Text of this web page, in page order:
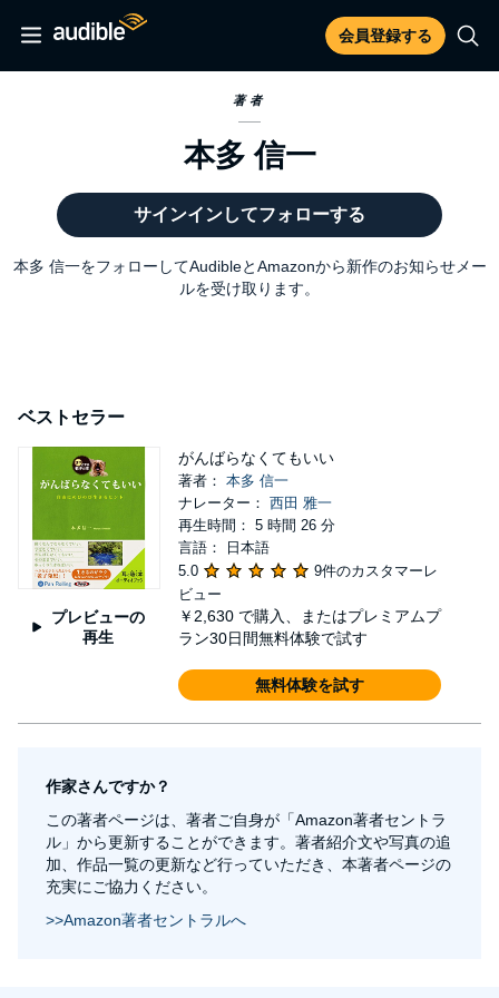
会員登録する
著者
本多 信一
サインインしてフォローする
本多 信一をフォローしてAudibleとAmazonから新作のお知らせメー
ルを受け取ります。
ベストセラー
プレビューの
再生
がんばらなくてもいい
著者： 本多 信一
ナレーター： 西田 雅一
再生時間： 5 時間 26 分
言語： 日本語
5.0
9件のカスタマーレ
ビュー
￥2,630 で購入、またはプレミアムプ
ラン30日間無料体験で試す
無料体験を試す
作家さんですか？
この著者ページは、著者ご自身が「Amazon著者セントラ
ル」から更新することができます。著者紹介文や写真の追
加、作品一覧の更新など行っていただき、本著者ページの
充実にご協力ください。
>>Amazon著者セントラルへ